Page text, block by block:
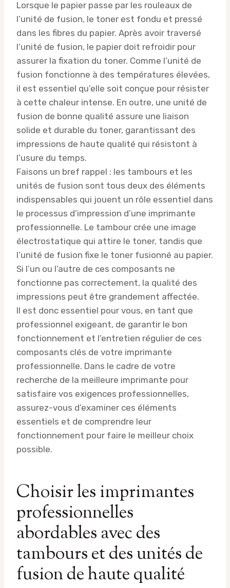
Lorsque le papier passe par les rouleaux de
l’unité de fusion, le toner est fondu et pressé
dans les fibres du papier. Après avoir traversé
l’unité de fusion, le papier doit refroidir pour
assurer la fixation du toner. Comme l’unité de
fusion fonctionne à des températures élevées,
il est essentiel qu’elle soit conçue pour résister
à cette chaleur intense. En outre, une unité de
fusion de bonne qualité assure une liaison
solide et durable du toner, garantissant des
impressions de haute qualité qui résistont à
l’usure du temps.
Faisons un bref rappel : les tambours et les
unités de fusion sont tous deux des éléments
indispensables qui jouent un rôle essentiel dans
le processus d’impression d’une imprimante
professionnelle. Le tambour crée une image
électrostatique qui attire le toner, tandis que
l’unité de fusion fixe le toner fusionné au papier.
Si l’un ou l’autre de ces composants ne
fonctionne pas correctement, la qualité des
impressions peut être grandement affectée.
Il est donc essentiel pour vous, en tant que
professionnel exigeant, de garantir le bon
fonctionnement et l’entretien régulier de ces
composants clés de votre imprimante
professionnelle. Dans le cadre de votre
recherche de la meilleure imprimante pour
satisfaire vos exigences professionnelles,
assurez-vous d’examiner ces éléments
essentiels et de comprendre leur
fonctionnement pour faire le meilleur choix
possible.
Choisir les imprimantes
professionnelles
abordables avec des
tambours et des unités de
fusion de haute qualité